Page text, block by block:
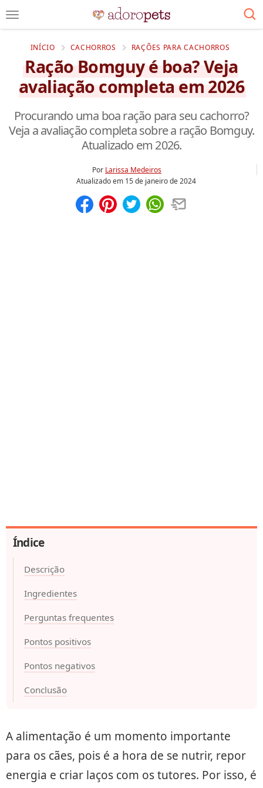
INÍCIO CACHORROS RAÇÕES PARA CACHORROS
Ração Bomguy é boa? Veja
avaliação completa em 2026
Procurando uma boa ração para seu cachorro?
Veja a avaliação completa sobre a ração Bomguy.
Atualizado em 2026.
Por Larissa Medeiros
Atualizado em 15 de janeiro de 2024
Índice
Descrição
Ingredientes
Perguntas frequentes
Pontos positivos
Pontos negativos
Conclusão
A alimentação é um momento importante
para os cães, pois é a hora de se nutrir, repor
energia e criar laços com os tutores. Por isso, é